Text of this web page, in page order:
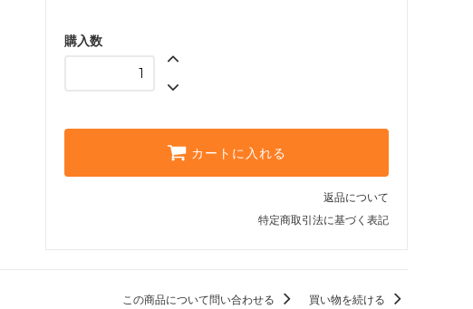
購入数
カートに入れる
返品について
特定商取引法に基づく表記
この商品について問い合わせる 買い物を続ける